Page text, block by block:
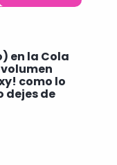
en la Cola
como lo
dejes de